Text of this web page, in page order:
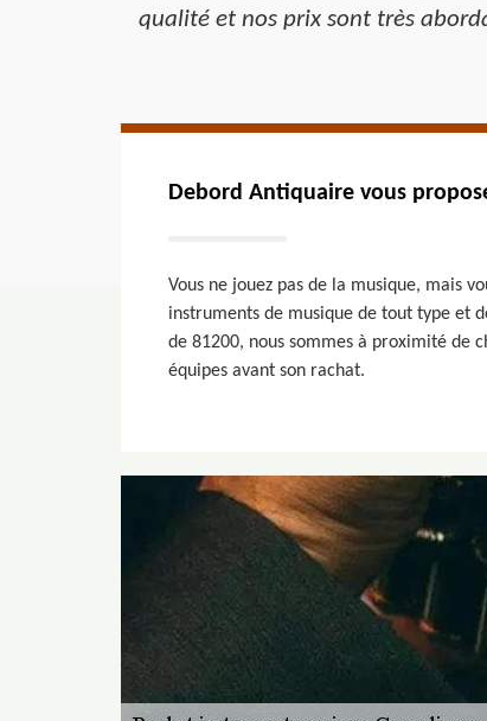
qualité et nos prix sont très
Debord Antiquaire vous
Vous ne jouez pas de la musique, mais
instruments de musique de tout type et
de 81200, nous sommes à proximité de
équipes avant son rachat.